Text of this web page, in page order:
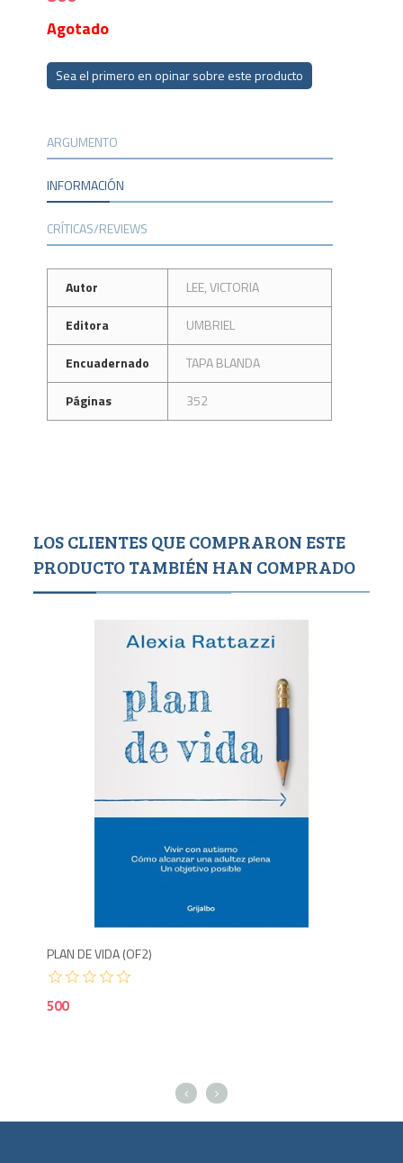
Agotado
Sea el primero en opinar sobre este producto
ARGUMENTO
INFORMACIÓN
CRÍTICAS/REVIEWS
Autor
LEE, VICTORIA
Editora
UMBRIEL
Encuadernado
TAPA BLANDA
Páginas
352
LOS CLIENTES QUE COMPRARON ESTE
PRODUCTO TAMBIÉN HAN COMPRADO
PLAN DE VIDA (OF2)
500
Agotado